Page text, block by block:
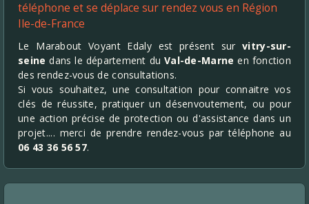
téléphone et se déplace sur rendez vous en Région
Ile-de-France
Le Marabout Voyant Edaly est présent survitry-sur-
seinedans le département du Val-de-Marne en fonction
des rendez-vous de consultations.
Si vous souhaitez, une consultation pour connaitre vos
clés de réussite, pratiquer un désenvoutement, ou pour
une action précise de protection ou d'assistance dans un
projet.... merci de prendre rendez-vous par téléphone au
06 43 36 56 57.